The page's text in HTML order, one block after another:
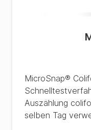
MicroSnap®
Auszählung
selben Tag